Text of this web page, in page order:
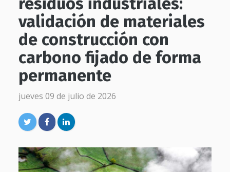
validación de materiales
de construcción con
carbono fijado de forma
permanente
jueves 09 de julio de 2026